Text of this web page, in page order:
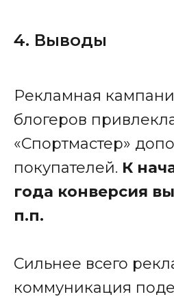
4. Выводы
Рекламная
блогеров
«Спортмастер»
покупателей. К
года конверсия
п.п.
Сильнее всего
коммуникация